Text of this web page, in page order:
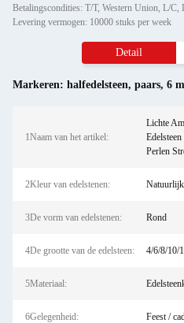
Betalingscondities: T/T, Western Union, L/C,
Levering vermogen: 10000 stuks per week
Detail
Markeren: halfedelsteen, paars, 6
1Naam van het artikel:
Lichte
Perlen
2Kleur van edelstenen:
3De vorm van edelstenen: Rond
4De grootte van de edelsteen: 4/6/8/10/
5Materiaal:
6Gelegenheid: Feest /